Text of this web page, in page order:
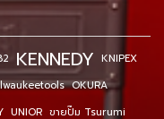
KENNEDY KNIPEX
OKURA
UNIOR ขายปั๊ม Tsurumi